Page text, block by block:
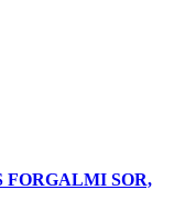
FORGALMI SOR,